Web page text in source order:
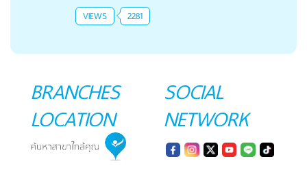
VIEWS 2281
BRANCHES
LOCATION
SOCIAL
NETWORK